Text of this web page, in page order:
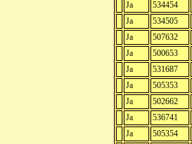
Ja
534454
Ja
534505
Ja
507632
Ja
500653
Ja
531687
Ja
505353
Ja
502662
Ja
536741
Ja
505354